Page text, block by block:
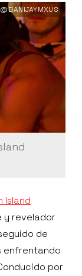
Island
y revelador
de
enfrentando
por